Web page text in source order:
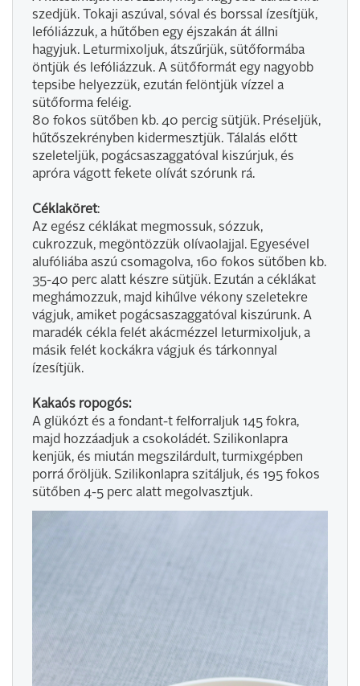
szedjük. Tokaji aszúval, sóval és borssal ízesítjük,
lefóliázzuk, a hűtőben egy éjszakán át állni
hagyjuk. Leturmixoljuk, átszűrjük, sütőformába
öntjük és lefóliázzuk. A sütőformát egy nagyobb
tepsibe helyezzük, ezután felöntjük vízzel a
sütőforma feléig.
80 fokos sütőben kb. 40 percig sütjük. Préseljük,
hűtőszekrényben kidermesztjük. Tálalás előtt
szeleteljük, pogácsaszaggatóval kiszúrjuk, és
apróra vágott fekete olívát szórunk rá.
Céklaköret:
Az egész céklákat megmossuk, sózzuk,
cukrozzuk, megöntözzük olívaolajjal. Egyesével
alufóliába aszú csomagolva, 160 fokos sütőben kb.
35-40 perc alatt készre sütjük. Ezután a céklákat
meghámozzuk, majd kihűlve vékony szeletekre
vágjuk, amiket pogácsaszaggatóval kiszúrunk. A
maradék cékla felét akácmézzel leturmixoljuk, a
másik felét kockákra vágjuk és tárkonnyal
ízesítjük.
Kakaós ropogós:
A glükózt és a fondant-t felforraljuk 145 fokra,
majd hozzáadjuk a csokoládét. Szilikonlapra
kenjük, és miután megszilárdult, turmixgépben
porrá őröljük. Szilikonlapra szitáljuk, és 195 fokos
sütőben 4-5 perc alatt megolvasztjuk.